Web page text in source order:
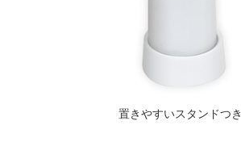
置きやすいスタンドつき